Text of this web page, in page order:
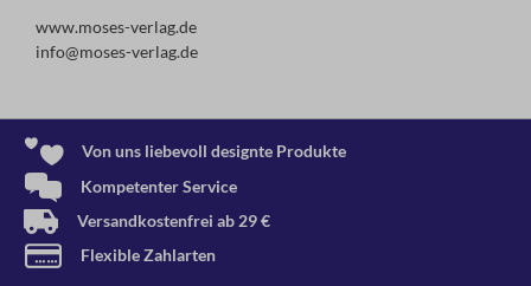
www.moses-verlag.de
info@moses-verlag.de
Von uns liebevoll designte Produkte
Kompetenter Service
Versandkostenfrei ab 29 €
Flexible Zahlarten